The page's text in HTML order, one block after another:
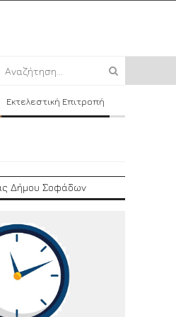
Εκτελεστική Επιτροπή
Δήμου Σοφάδων